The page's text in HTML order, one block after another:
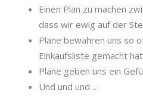
Einen Plan zu machen
dass wir ewig auf der
Pläne bewahren uns so
Einkaufsliste gemacht
Pläne geben uns ein
Und und und …